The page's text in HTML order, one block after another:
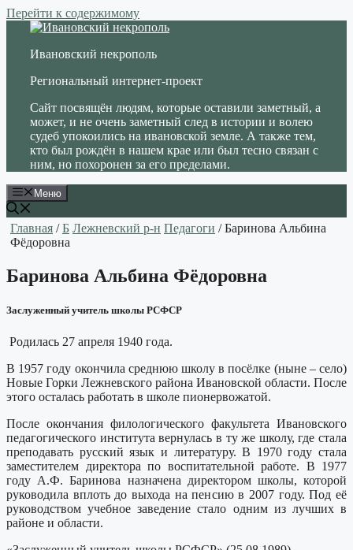
Перейти к содержимому
Ивановский некрополь
Региональный интернет-проект
Сайт посвящён людям, которые оставили заметный, а
может, и не очень заметный след в истории и волею
судеб упокоились на ивановской земле. А также тем,
кто был рождён в нашем крае или был тесно связан с
ним, но похоронен за его пределами.
Меню
Главная /Б Лежневский р-н Педагоги / Баринова Альбина
Фёдоровна
Баринова Альбина Фёдоровна
Заслуженный учитель школы РСФСР
Родилась 27 апреля 1940 года.
В 1957 году окончила среднюю школу в посёлке (ныне – село)
Новые Горки Лежневского района Ивановской области. После
этого осталась работать в школе пионервожатой.
После окончания филологического факультета Ивановского
педагогического института вернулась в ту же школу, где стала
преподавать русский язык и литературу. В 1970 году стала
заместителем директора по воспитательной работе. В 1977
году А.Ф. Баринова назначена директором школы, которой
руководила вплоть до выхода на пенсию в 2007 году. Под её
руководством учебное заведение стало одним из лучших в
районе и области.